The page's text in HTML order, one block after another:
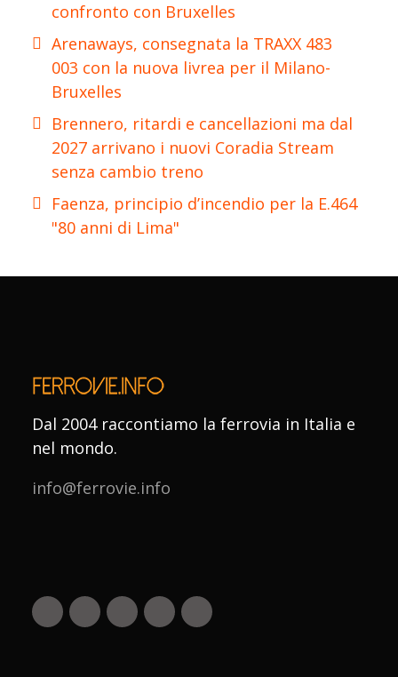
confronto con Bruxelles
Arenaways, consegnata la TRAXX 483
003 con la nuova livrea per il Milano-
Bruxelles
Brennero, ritardi e cancellazioni ma dal
2027 arrivano i nuovi Coradia Stream
senza cambio treno
Faenza, principio d’incendio per la E.464
"80 anni di Lima"
Dal 2004 raccontiamo la ferrovia in Italia e
nel mondo.
info@ferrovie.info